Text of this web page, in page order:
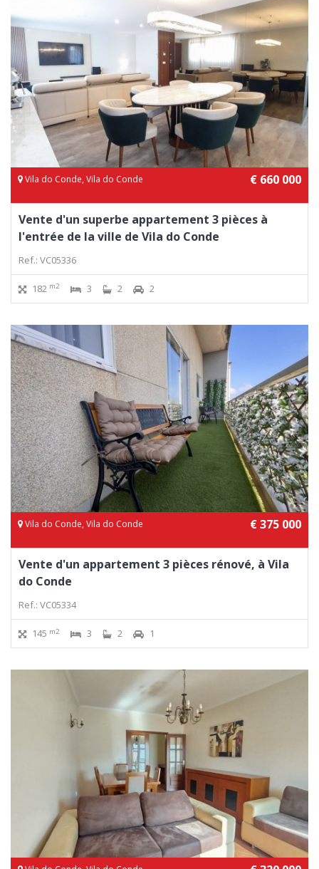
Vila do Conde, Vila do Conde € 660 000
Vente d'un superbe appartement 3 pièces à
l'entrée de la ville de Vila do Conde
Ref.: VC05336
182 m2 3 2 2
Vila do Conde, Vila do Conde € 375 000
Vente d'un appartement 3 pièces rénové, à Vila
do Conde
Ref.: VC05334
145 m2 3 2 1